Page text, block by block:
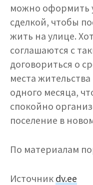
можно оформить
сделкой, чтобы
жить на улице.
соглашаются с
договориться о
места
одного месяца,
спокойно
поселение в
По материалам
Источник dv.ee